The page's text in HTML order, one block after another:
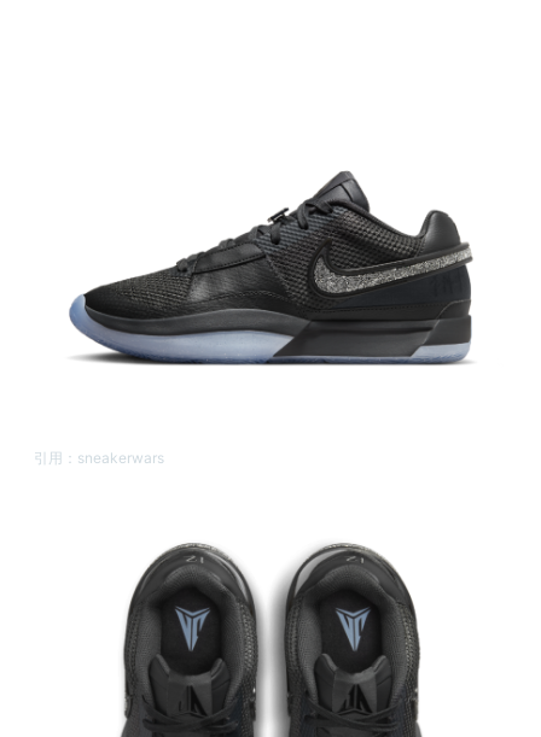
引用： sneakerwars